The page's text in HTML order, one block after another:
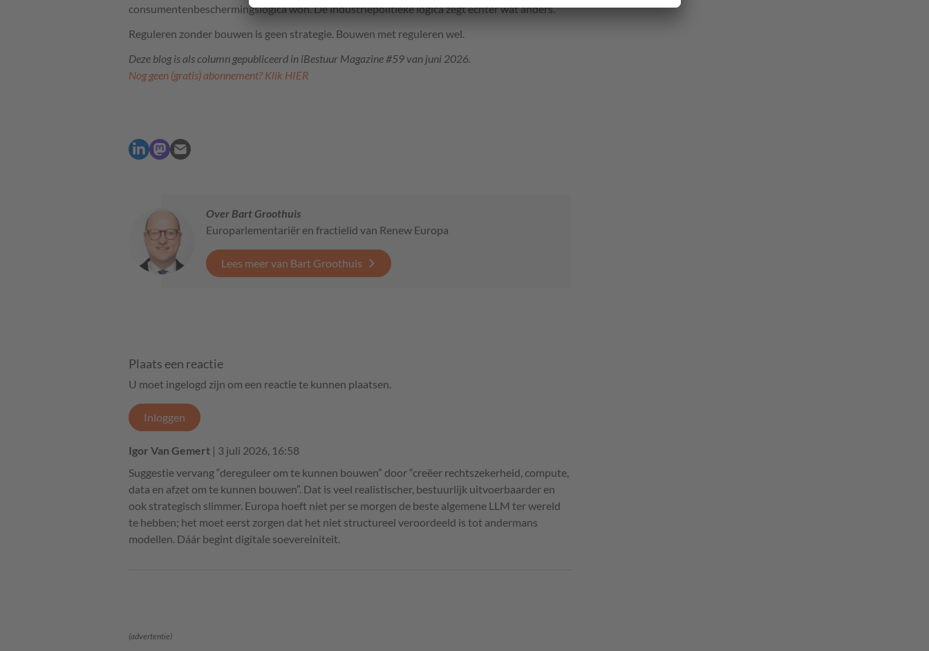
consumentenbeschermingslogica won. De industriepolitieke logica zegt echter wat anders.
Reguleren zonder bouwen is geen strategie. Bouwen met reguleren wel.
Deze blog is als column gepubliceerd in iBestuur Magazine #59 van juni 2026.
Nog geen (gratis) abonnement? Klik HIER
Over Bart Groothuis
Europarlementariër en fractielid van Renew Europa
Lees meer van Bart Groothuis
Plaats een reactie
U moet ingelogd zijn om een reactie te kunnen plaatsen.
Inloggen
Igor Van Gemert | 3 juli 2026, 16:58
Suggestie vervang “dereguleer om te kunnen bouwen” door “creëer rechtszekerheid, compute,
data en afzet om te kunnen bouwen”. Dat is veel realistischer, bestuurlijk uitvoerbaarder en
ook strategisch slimmer. Europa hoeft niet per se morgen de beste algemene LLM ter wereld
te hebben; het moet eerst zorgen dat het niet structureel veroordeeld is tot andermans
modellen. Dáár begint digitale soevereiniteit.
(advertentie)